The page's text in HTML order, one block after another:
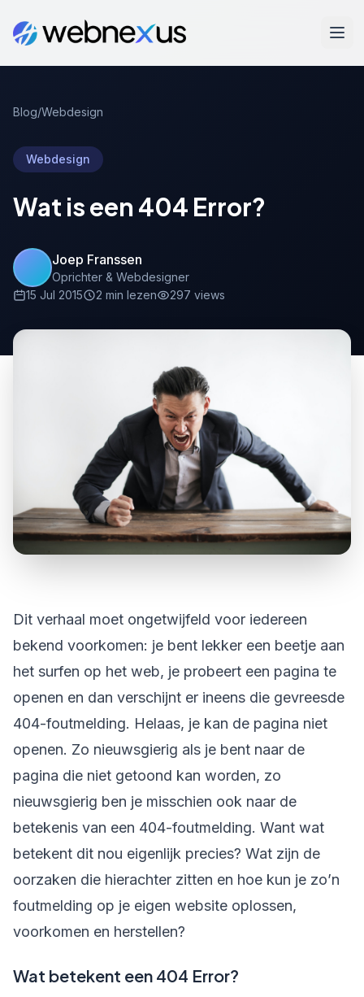
Blog/Webdesign
Webdesign
Wat is een 404 Error?
Joep Franssen
Oprichter & Webdesigner
15 Jul 2015
2 min lezen 297 views
Dit verhaal moet ongetwijfeld voor iedereen
bekend voorkomen: je bent lekker een beetje aan
het surfen op het web, je probeert een pagina te
openen en dan verschijnt er ineens die gevreesde
404-foutmelding. Helaas, je kan de pagina niet
openen. Zo nieuwsgierig als je bent naar de
pagina die niet getoond kan worden, zo
nieuwsgierig ben je misschien ook naar de
betekenis van een 404-foutmelding. Want wat
betekent dit nou eigenlijk precies? Wat zijn de
oorzaken die hierachter zitten en hoe kun je zo’n
foutmelding op je eigen website oplossen,
voorkomen en herstellen?
Wat betekent een 404 Error?